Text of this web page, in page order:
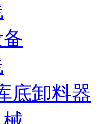
底卸料器